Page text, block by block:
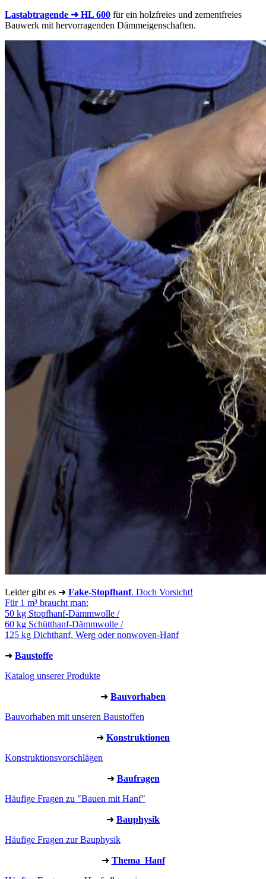
Lastabtragende ➜ HL 600 für ein holzfreies und zementfreies
Bauwerk mit hervorragenden Dämmeigenschaften.
Leider gibt es ➜ Fake-Stopfhanf. Doch Vorsicht!
Für 1 m³ braucht man:
50 kg Stopfhanf-Dämmwolle /
60 kg Schütthanf-Dämmwolle /
125 kg Dichthanf, Werg oder nonwoven-Hanf
➜ Baustoffe
Katalog unserer Produkte
➜ Bauvorhaben
Bauvorhaben mit unseren Baustoffen
➜ Konstruktionen
Konstruktionsvorschlägen
➜ Baufragen
Häufige Fragen zu "Bauen mit Hanf"
➜ Bauphysik
Häufige Fragen zur Bauphysik
➜ Thema_Hanf